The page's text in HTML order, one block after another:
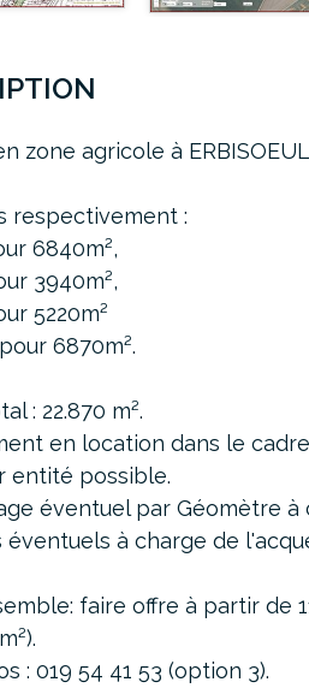
zone agricole à ERBISOEUL
respectivement :
6840m²,
3940m²,
5220m²
6870m².
: 22.870 m².
en location dans le cadre
entité possible.
éventuel par Géomètre à
éventuels à charge de
faire offre à partir de
: 019 54 41 53 (option 3).